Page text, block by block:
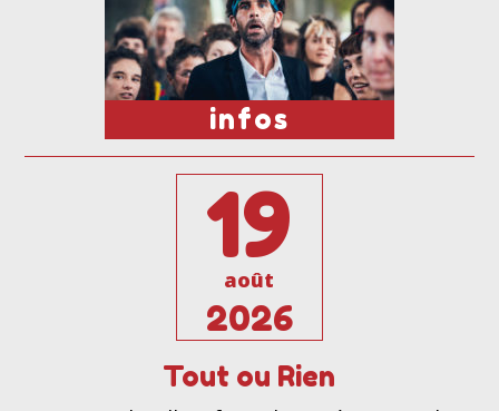
infos
19
août
2026
Tout ou Rien